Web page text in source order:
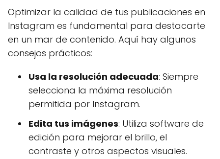
Optimizar la calidad de tus publicaciones en
Instagram es fundamental para destacarte
en un mar de contenido. Aquí hay algunos
consejos prácticos:
Usa la resolución adecuada: Siempre
selecciona la máxima resolución
permitida por Instagram.
Edita tus imágenes: Utiliza software de
edición para mejorar el brillo, el
contraste y otros aspectos visuales.